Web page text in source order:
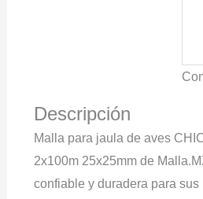
Descripción
Malla para jaula de aves
2x100m 25x25mm de
confiable y duradera para